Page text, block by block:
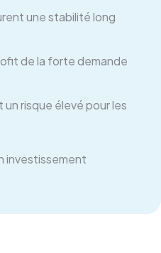
une stabilité long
de la forte demande
risque élevé pour les
investissement